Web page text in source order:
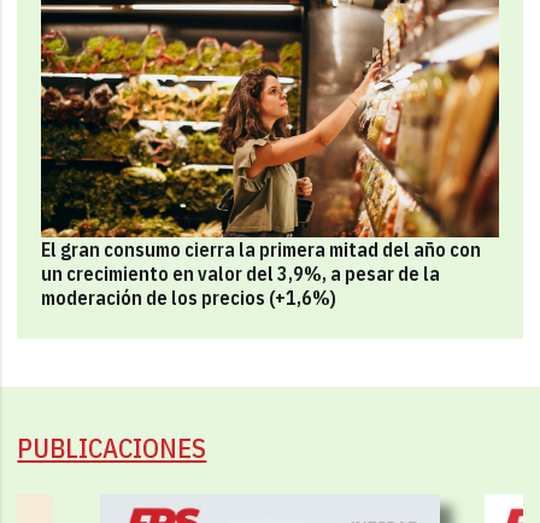
El gran consumo cierra la primera mitad del año con
un crecimiento en valor del 3,9%, a pesar de la
moderación de los precios (+1,6%)
PUBLICACIONES